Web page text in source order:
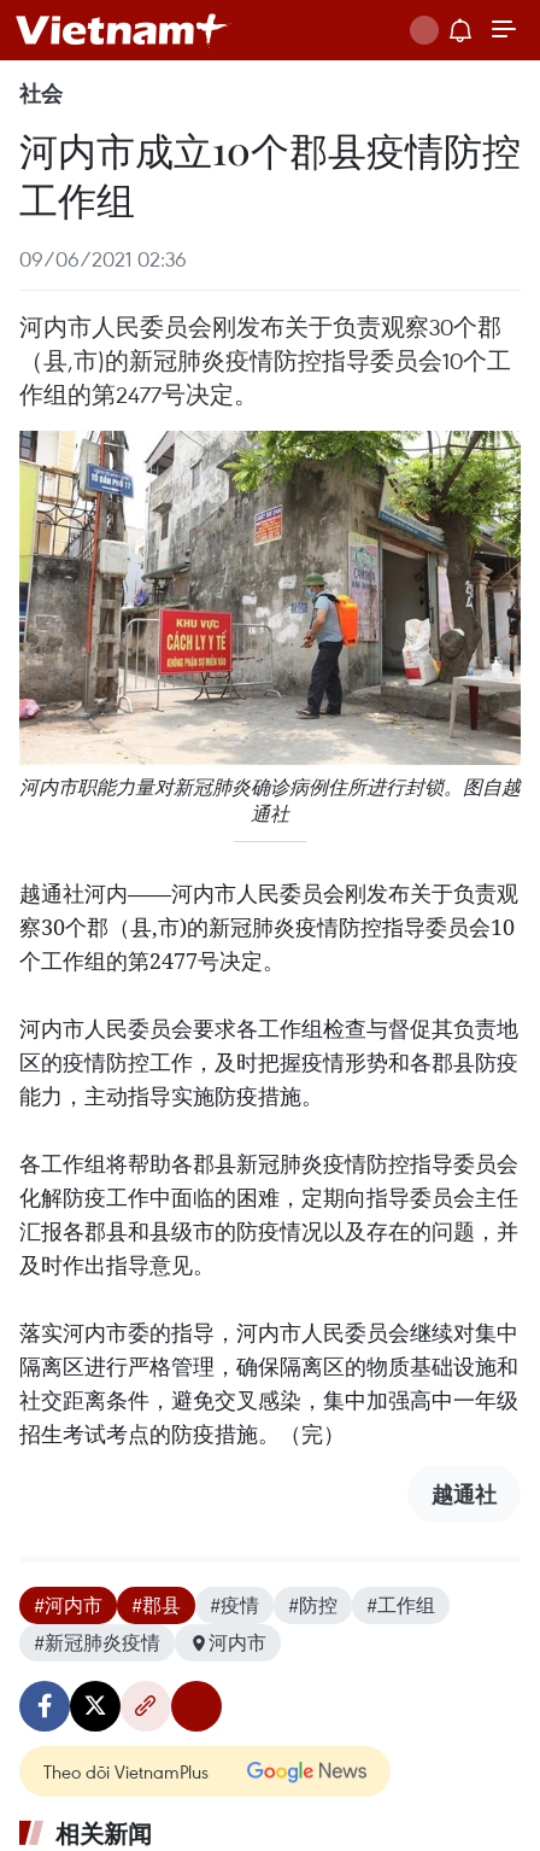
社会
河内市成立10个郡县疫情防控
工作组
09/06/2021 02:36
河内市人民委员会刚发布关于负责观察30个郡
（县,市)的新冠肺炎疫情防控指导委员会10个工
作组的第2477号决定。
河内市职能力量对新冠肺炎确诊病例住所进行封锁。图自越
通社
越通社河内——河内市人民委员会刚发布关于负责观
察30个郡（县,市)的新冠肺炎疫情防控指导委员会10
个工作组的第2477号决定。
河内市人民委员会要求各工作组检查与督促其负责地
区的疫情防控工作，及时把握疫情形势和各郡县防疫
能力，主动指导实施防疫措施。
各工作组将帮助各郡县新冠肺炎疫情防控指导委员会
化解防疫工作中面临的困难，定期向指导委员会主任
汇报各郡县和县级市的防疫情况以及存在的问题，并
及时作出指导意见。
落实河内市委的指导，河内市人民委员会继续对集中
隔离区进行严格管理，确保隔离区的物质基础设施和
社交距离条件，避免交叉感染，集中加强高中一年级
招生考试考点的防疫措施。（完）
越通社
#河内市 #郡县 #疫情 #防控
#工作组
#新冠肺炎疫情
河内市
Theo dõi VietnamPlus
相关新闻